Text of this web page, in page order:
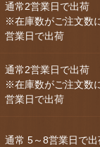
通常2営業日で出荷
※在庫数がご注文数
営業日で出荷
通常2営業日で出荷
※在庫数がご注文数
営業日で出荷
通常 5～8営業日で出